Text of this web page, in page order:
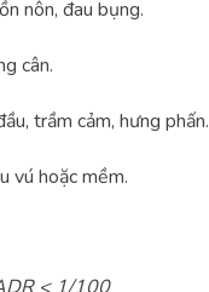
nôn, đau bụng.
cân.
trầm cảm, hưng phấn.
vú hoặc mềm.